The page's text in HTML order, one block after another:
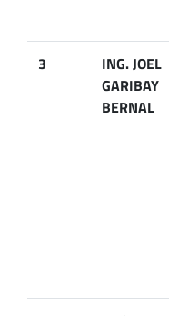
3
ING. JOEL
GARIBAY
BERNAL